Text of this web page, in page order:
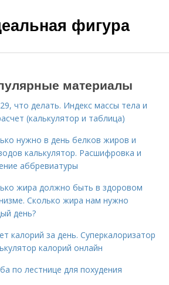
фигура
материалы
что делать. Индекс массы тела и
(калькулятор и таблица)
нужно в день белков жиров и
калькулятор. Расшифровка и
аббревиатуры
жира должно быть в здоровом
Сколько жира нам нужно
день?
калорий за день. Суперкалоризатор
калорий онлайн
по лестнице для похудения